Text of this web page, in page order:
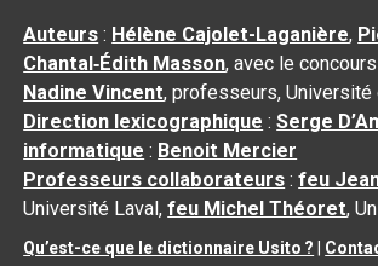
Auteurs : Hélène Cajolet-Laganière,
Chantal‑Édith Masson, avec le
Nadine Vincent, professeurs, Université
Direction lexicographique :Serge
informatique : Benoit Mercier
Professeurs collaborateurs :feu
Université Laval,feu Michel Théoret,
Qu’est-ce que le dictionnaire Usito ?